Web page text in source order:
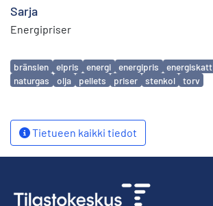
Sarja
Energipriser
Avainsanat
bränslen elpris energi energipris energiskatt
naturgas
olja pellets priser stenkol torv
Tietueen kaikki tiedot